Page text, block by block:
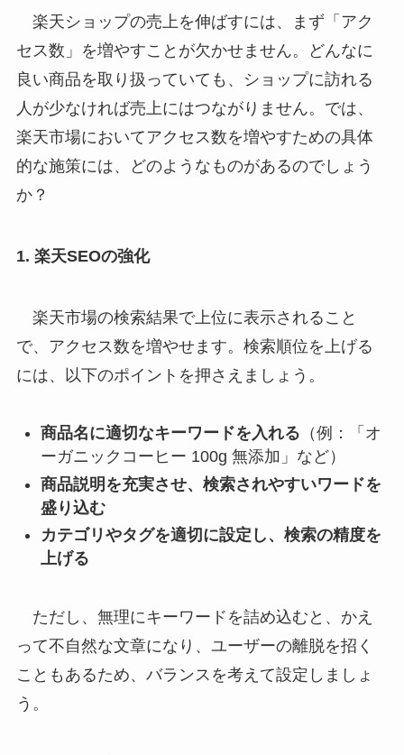
楽天ショップの売上を伸ばすには、まず「アク
セス数」を増やすことが欠かせません。どんなに
良い商品を取り扱っていても、ショップに訪れる
人が少なければ売上にはつながりません。では、
楽天市場においてアクセス数を増やすための具体
的な施策には、どのようなものがあるのでしょう
か？
1. 楽天SEOの強化
楽天市場の検索結果で上位に表示されること
で、アクセス数を増やせます。検索順位を上げる
には、以下のポイントを押さえましょう。
商品名に適切なキーワードを入れる （例：「オ
ーガニックコーヒー 100g 無添加」など）
商品説明を充実させ、検索されやすいワードを
盛り込む
カテゴリやタグを適切に設定し、検索の精度を
上げる
ただし、無理にキーワードを詰め込むと、かえ
って不自然な文章になり、ユーザーの離脱を招く
こともあるため、バランスを考えて設定しましょ
う。